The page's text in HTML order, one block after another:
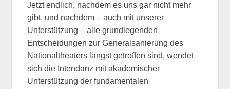
Jetzt endlich, nachdem es uns gar nicht mehr
gibt, und nachdem – auch mit unserer
Unterstützung – alle grundlegenden
Entscheidungen zur Generalsanierung des
Nationaltheaters längst getroffen sind, wendet
sich die Intendanz mit akademischer
Unterstützung der fundamentalen